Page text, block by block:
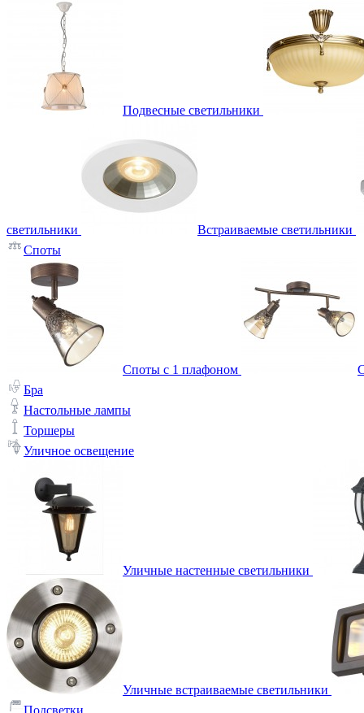
Подвесные светильники
светильники
Встраиваемые светильники
Споты
Споты с 1 плафоном
Бра
Настольные лампы
Торшеры
Уличное освещение
Уличные настенные светильники
Уличные встраиваемые светильники
Подсветки